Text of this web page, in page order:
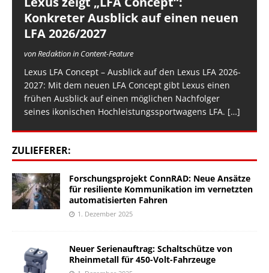
Konkreter Ausblick auf einen neuen
LFA 2026/2027
von Redaktion in Content-Feature
Lexus LFA Concept – Ausblick auf den Lexus LFA 2026-
2027: Mit dem neuen LFA Concept gibt Lexus einen
frühen Ausblick auf einen möglichen Nachfolger
seines ikonischen Hochleistungssportwagens LFA. […]
ZULIEFERER:
Forschungsprojekt ConnRAD: Neue Ansätze
für resiliente Kommunikation im vernetzten
automatisierten Fahren
1. Dezember 2025
Neuer Serienauftrag: Schaltschütze von
Rheinmetall für 450-Volt-Fahrzeuge